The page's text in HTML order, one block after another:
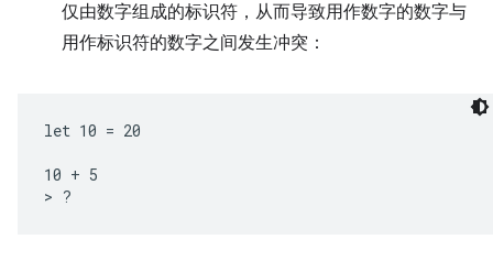
仅由数字组成的标识符，从而导致用作数字的数字与
用作标识符的数字之间发生冲突：
let 10 = 20
10 + 5